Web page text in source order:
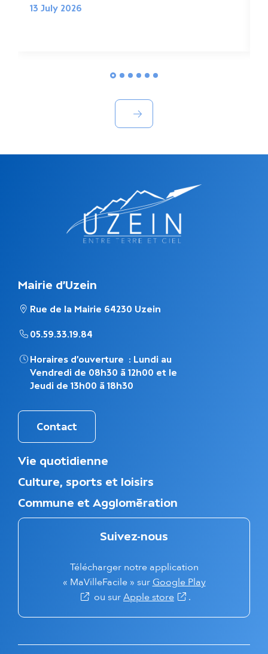
13 July 2026
Mairie d'Uzein
Rue de la Mairie 64230 Uzein
05.59.33.19.84
Horaires d’ouverture : Lundi au
Vendredi de 08h30 à 12h00 et le
Jeudi de 13h00 à 18h30
Contact
M
n
u
d
u
a
Vie quotidienne
Culture, sports et loisirs
Commune et Agglomération
Suivez-nous
Télécharger notre application
« MaVilleFacile » sur Google Play(s'ouvre dans
ou surApple store(s'ouvre dans un
.